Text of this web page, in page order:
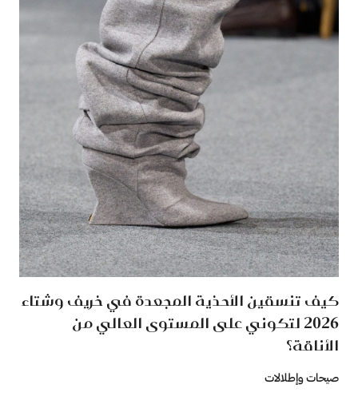
كيف تنسقين الأحذية المجعدة في خريف وشتاء
2026 لتكوني على المستوى العالي من
الأناقة؟
صيحات وإطلالات